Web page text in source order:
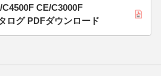
CE/C3000F
ログ PDFダウンロード